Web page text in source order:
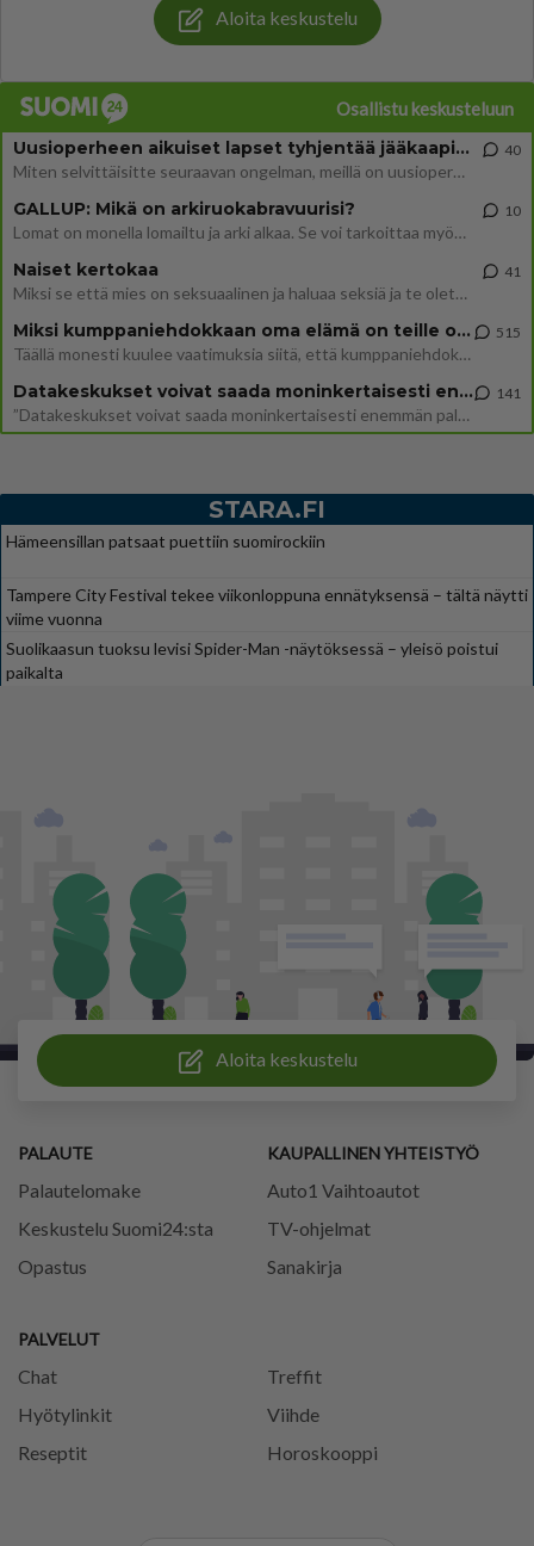
Aloita keskustelu
Osallistu keskusteluun
Uusioperheen aikuiset lapset tyhjentää jääkaapin käydessään
Miten selvittäisitte seuraavan ongelman, meillä on uusioperhe, minulla teini-ikäiset lapset ja puolisolla aikuiset, jotk
40
GALLUP: Mikä on arkiruokabravuurisi?
Lomat on monella lomailtu ja arki alkaa. Se voi tarkoittaa myös sitä, että grillailut on grillattu ja palataan arjen ruo
10
Naiset kertokaa
Miksi se että mies on seksuaalinen ja haluaa seksiä ja te olette hänen mielestänne haluttava on vastenmielistä? Mikä sii
41
Miksi kumppaniehdokkaan oma elämä on teille ongelma?
Täällä monesti kuulee vaatimuksia siitä, että kumppaniehdokkaalla ei saisi olla lemmikkejä, lapsia, kavereita, eksiä, su
515
Datakeskukset voivat saada moninkertaisesti enemmän palautuksia kuin mitä ne maksavat veroja
”Datakeskukset voivat saada moninkertaisesti enemmän palautuksia kuin mitä ne maksavat veroja”, sanoo professori Jussi K
141
STARA.FI
Hämeensillan patsaat puettiin suomirockiin
Tampere City Festival tekee viikonloppuna ennätyksensä – tältä näytti
viime vuonna
Suolikaasun tuoksu levisi Spider-Man -näytöksessä – yleisö poistui
paikalta
Aloita keskustelu
PALAUTE
Palautelomake
Keskustelu Suomi24:sta
Opastus
PALVELUT
Chat
Treffit
Hyötylinkit
Viihde
Reseptit
Horoskooppi
KAUPALLINEN YHTEISTYÖ
Auto1 Vaihtoautot
TV-ohjelmat
Sanakirja